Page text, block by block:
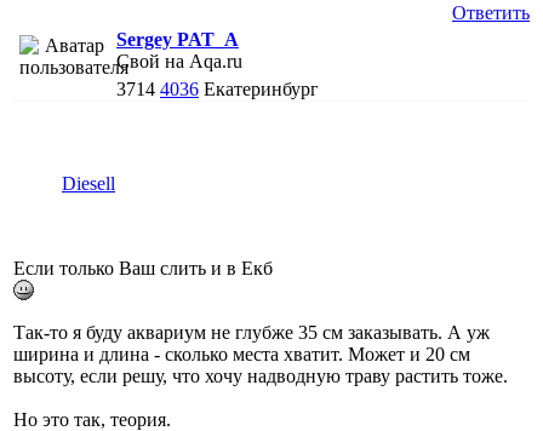
Ответить
Sergey PAT_A
Свой на Aqa.ru
3714 4036 Екатеринбург
Diesell
Если только Ваш слить и в Екб
Так-то я буду аквариум не глубже 35 см заказывать. А уж
ширина и длина - сколько места хватит. Может и 20 см
высоту, если решу, что хочу надводную траву растить тоже.
Но это так, теория.